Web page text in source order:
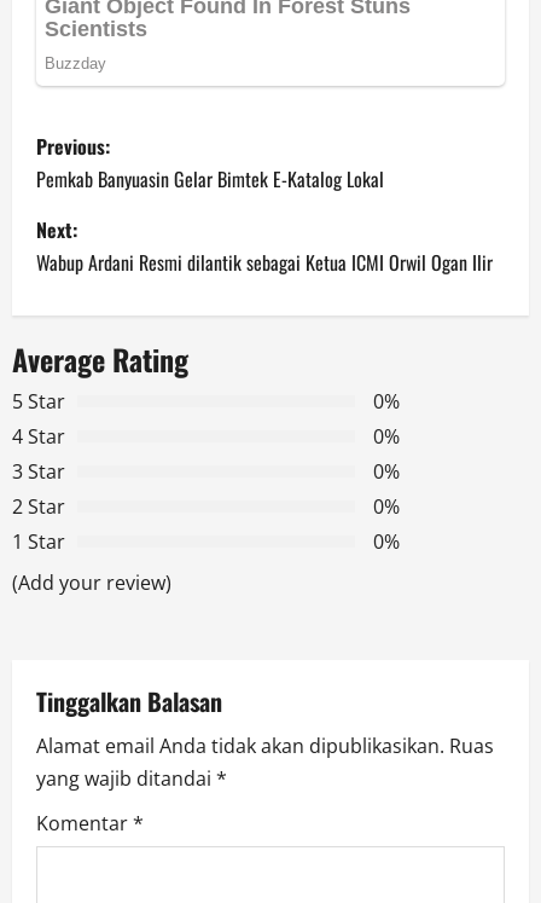
P
o
s
t
a
v
i
g
a
i
o
n
Previous:
Pemkab Banyuasin Gelar Bimtek E-Katalog Lokal
Next:
Wabup Ardani Resmi dilantik sebagai Ketua ICMI Orwil Ogan Ilir
Average Rating
5 Star
0%
4 Star
0%
3 Star
0%
2 Star
0%
1 Star
0%
(Add your review)
Tinggalkan Balasan
Alamat email Anda tidak akan dipublikasikan. Ruas
yang wajib ditandai *
Komentar*